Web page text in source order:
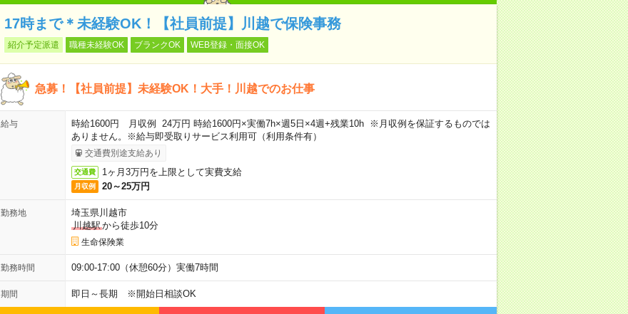
17時まで＊未経験OK！【社員前提】川越で保険事務
紹介予定派遣 職種未経験OK ブランクOK WEB登録・面接OK
急募！【社員前提】未経験OK！大手！川越でのお仕事
給与
時給1600円 月収例 24万円 時給1600円×実働7h×週5日×4週+残業10h ※月収例を保証するものでは
ありません。※給与即受取りサービス利用可（利用条件有）
交通費別途支給あり
交通費 1ヶ月3万円を上限として実費支給
月収例 20～25万円
勤務地
埼玉県川越市
川越駅から徒歩10分
生命保険業
勤務時間 09:00-17:00（休憩60分）実働7時間
期間 即日～長期 ※開始日相談OK